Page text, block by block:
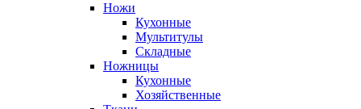
Ножи
Кухонные
Мультитулы
Складные
Ножницы
Кухонные
Хозяйственные